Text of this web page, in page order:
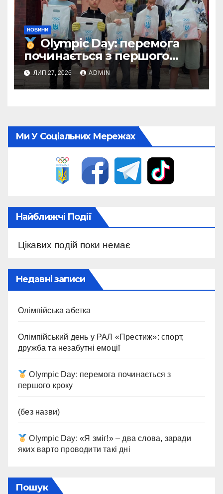
НОВИНИ
Olympic Day: перемога
починається з першого
кроку
ЛИП 27, 2026 ADMIN
Ми У Соціальних Мережах
Найближчі Події
Цікавих подій поки немає
Недавні записи
Олімпійська абетка
Олімпійський день у РАЛ «Престиж»: спорт,
дружба та незабутні емоції
Olympic Day: перемога починається з
першого кроку
(без назви)
Olympic Day: «Я зміг!» – два слова, заради
яких варто проводити такі дні
Пошук